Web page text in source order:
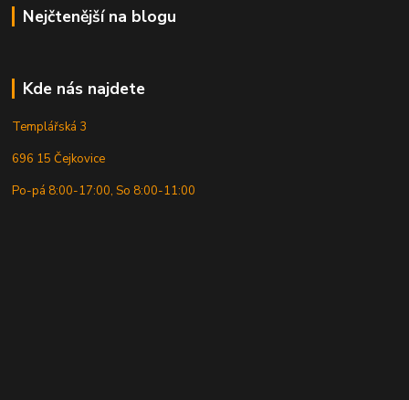
Nejčtenější na blogu
Kde nás najdete
Templářská 3
696 15 Čejkovice
Po-pá 8:00-17:00, So 8:00-11:00